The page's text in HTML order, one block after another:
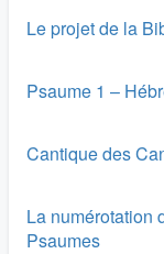
Le projet de la
Psaume 1 –
Cantique des
La numérotation
Psaumes